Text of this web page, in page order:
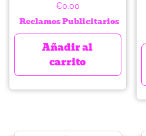
€0.00
Reclamos Publicitarios
Añadir al
carrito